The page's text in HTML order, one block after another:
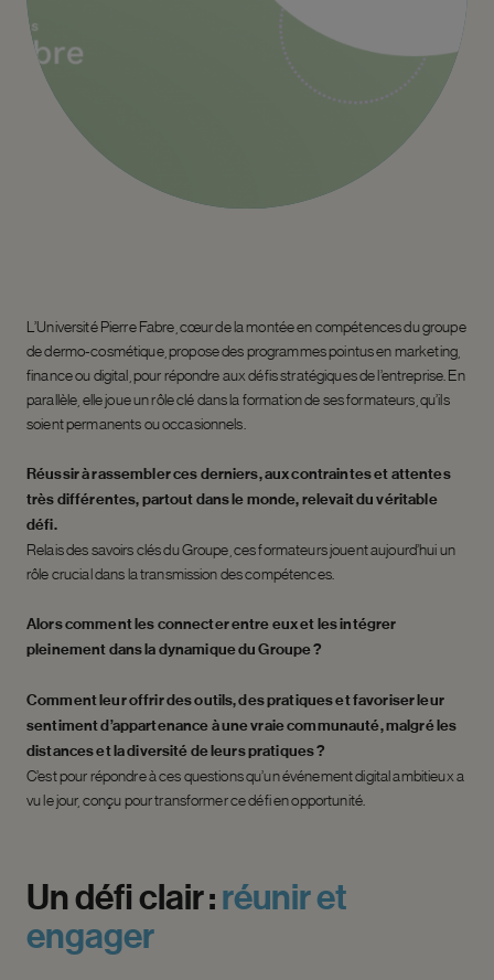
L’Université Pierre Fabre, cœur de la montée en compétences du groupe
de dermo-cosmétique, propose des programmes pointus en marketing,
finance ou digital, pour répondre aux défis stratégiques de l’entreprise. En
parallèle, elle joue un rôle clé dans la formation de ses formateurs, qu’ils
soient permanents ou occasionnels.
Réussir à rassembler ces derniers, aux contraintes et attentes
très différentes, partout dans le monde, relevait du véritable
défi.
Relais des savoirs clés du Groupe, ces formateurs jouent aujourd’hui un
rôle crucial dans la transmission des compétences.
Alors comment les connecter entre eux et les intégrer
pleinement dans la dynamique du Groupe ?
Comment leur offrir des outils, des pratiques et favoriser leur
sentiment d’appartenance à une vraie communauté, malgré les
distances et la diversité de leurs pratiques ?
C’est pour répondre à ces questions qu’un événement digital ambitieux a
vu le jour, conçu pour transformer ce défi en opportunité.
Undéficlair:réuniret
engager